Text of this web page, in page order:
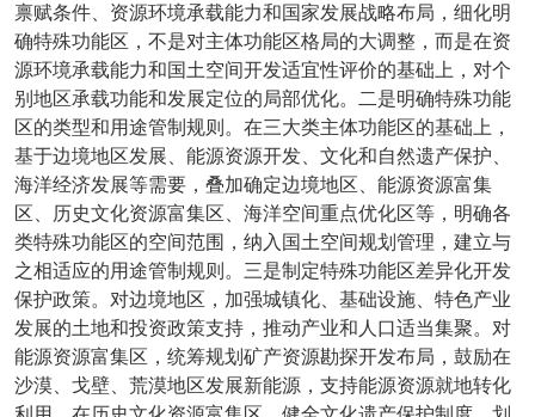
禀赋条件、资源环境承载能力和国家发展战略布局，细化明
确特殊功能区，不是对主体功能区格局的大调整，而是在资
源环境承载能力和国土空间开发适宜性评价的基础上，对个
别地区承载功能和发展定位的局部优化。二是明确特殊功能
区的类型和用途管制规则。在三大类主体功能区的基础上，
基于边境地区发展、能源资源开发、文化和自然遗产保护、
海洋经济发展等需要，叠加确定边境地区、能源资源富集
区、历史文化资源富集区、海洋空间重点优化区等，明确各
类特殊功能区的空间范围，纳入国土空间规划管理，建立与
之相适应的用途管制规则。三是制定特殊功能区差异化开发
保护政策。对边境地区，加强城镇化、基础设施、特色产业
发展的土地和投资政策支持，推动产业和人口适当集聚。对
能源资源富集区，统筹规划矿产资源勘探开发布局，鼓励在
沙漠、戈壁、荒漠地区发展新能源，支持能源资源就地转化